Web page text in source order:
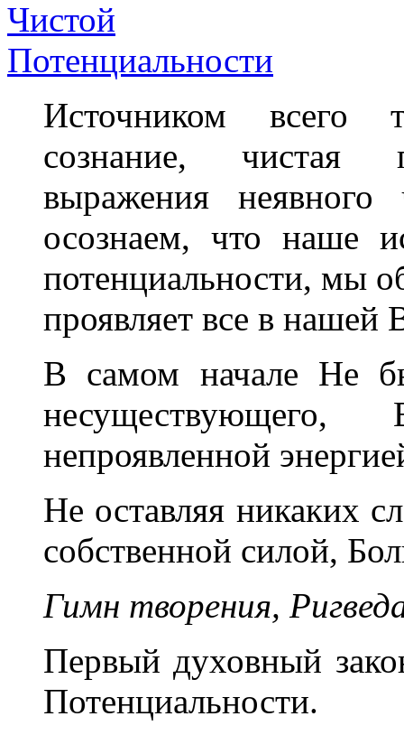
Источником всего
сознание, чистая
выражения
осознаем, что наше
потенциальности, мы
проявляет все в нашей
В самом начале Не
непроявленной
Не оставляя никаких
собственной силой,
Гимн творения,
Первый духовный
Потенциальности.